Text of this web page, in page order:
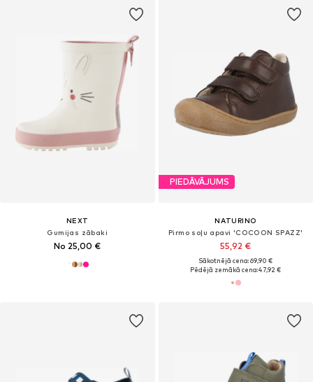
NEXT
Gumijas zābaki
No 25,00 €
PIEDĀVĀJUMS
NATURINO
Pirmo soļu apavi 'COCOON SPAZZ'
55,92 €
Sākotnējā cena: 69,90 €
Pēdējā zemākā cena:47,92 €